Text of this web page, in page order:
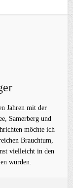
Jahren mit der
Samerberg und
möchte ich
Brauchtum,
vielleicht in den
würden.